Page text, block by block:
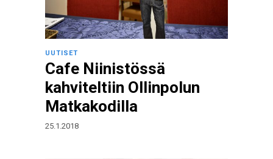
UUTISET
Cafe Niinistössä
kahviteltiin Ollinpolun
Matkakodilla
25.1.2018